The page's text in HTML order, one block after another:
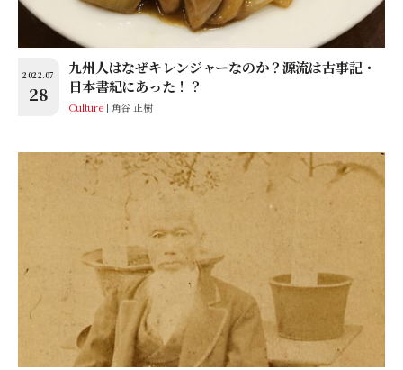
2022.07
28
九州人はなぜキレンジャーなのか？源流は古事記・
日本書紀にあった！？
Culture 角谷 正樹